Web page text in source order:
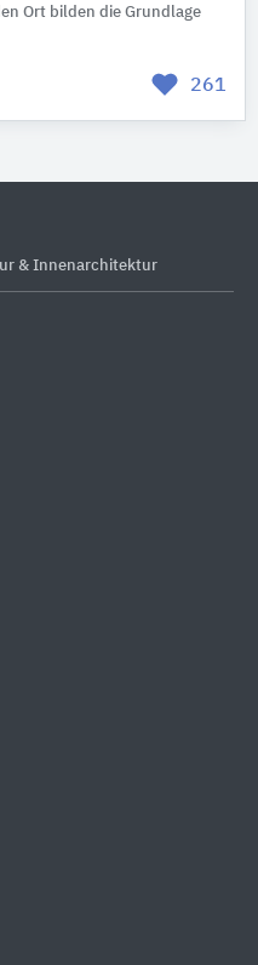
Ort bilden die Grundlage
261
& Innenarchitektur